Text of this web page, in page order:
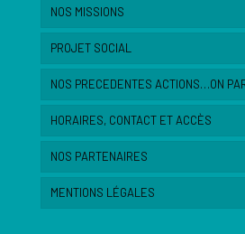
NOS MISSIONS
PROJET SOCIAL
NOS PRECEDENTES ACTIONS…ON
HORAIRES, CONTACT ET ACCÈS
NOS PARTENAIRES
MENTIONS LÉGALES